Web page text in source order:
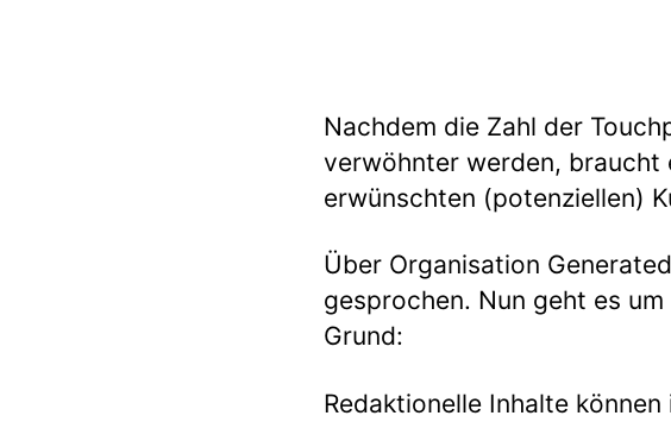
Nachdem die Zahl der
verwöhnter werden, braucht
erwünschten (potenziellen)
Über Organisation
gesprochen. Nun geht es
Grund:
Redaktionelle Inhalte